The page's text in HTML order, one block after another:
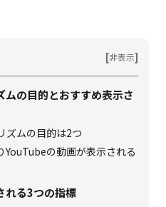
[非表示]
の目的とおすすめ表示さ
ズムの目的は2つ
YouTubeの動画が表示される
れる3つの指標